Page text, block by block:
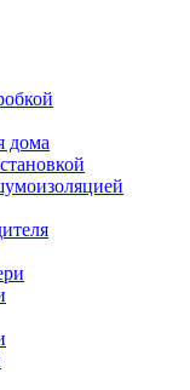
дома